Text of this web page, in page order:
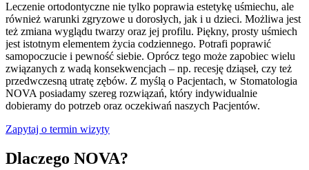
Leczenie ortodontyczne nie tylko poprawia estetykę uśmiechu, ale
również warunki zgryzowe u dorosłych, jak i u dzieci. Możliwa jest
też zmiana wyglądu twarzy oraz jej profilu. Piękny, prosty uśmiech
jest istotnym elementem życia codziennego. Potrafi poprawić
samopoczucie i pewność siebie. Oprócz tego może zapobiec wielu
związanych z wadą konsekwencjach – np. recesję dziąseł, czy też
przedwczesną utratę zębów. Z myślą o Pacjentach, w Stomatologia
NOVA posiadamy szereg rozwiązań, który indywidualnie
dobieramy do potrzeb oraz oczekiwań naszych Pacjentów.
Zapytaj o termin wizyty
Dlaczego NOVA?